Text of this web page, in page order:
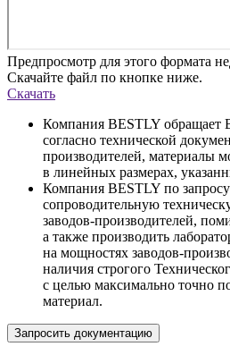
Предпросмотр для этого формата
Скачайте файл по кнопке ниже.
Скачать
Компания BESTLY обращает
согласно технической
производителей, материалы
в линейных размерах,
Компания BESTLY по запросу
сопроводительную
заводов-производителей,
а также производить
на мощностях заводов-
наличия строгого
с целью максимально точно
материал.
Запросить документацию